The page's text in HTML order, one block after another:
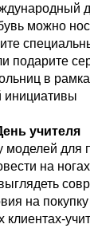
можно
подарите
в
инициативы
учителя
моделей для
на
на
клиентах-